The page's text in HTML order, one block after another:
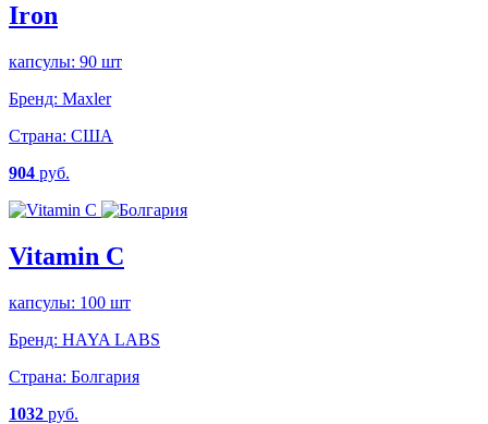
Iron
капсулы: 90 шт
Бренд: Maxler
Страна: США
904 руб.
Vitamin C
капсулы: 100 шт
Бренд: HAYA LABS
Страна: Болгария
1032 руб.